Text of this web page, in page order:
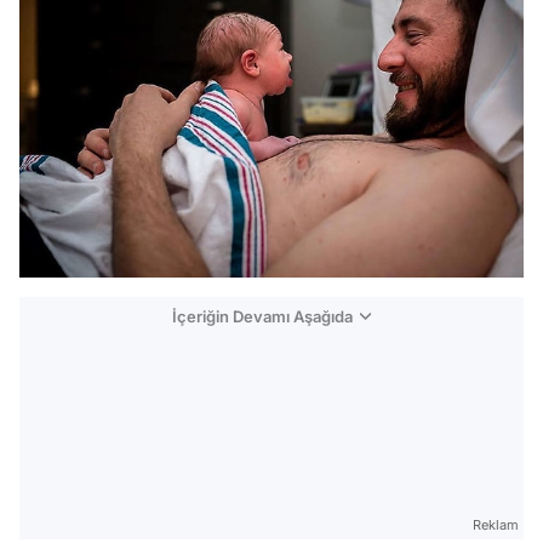
İçeriğin Devamı Aşağıda
Reklam